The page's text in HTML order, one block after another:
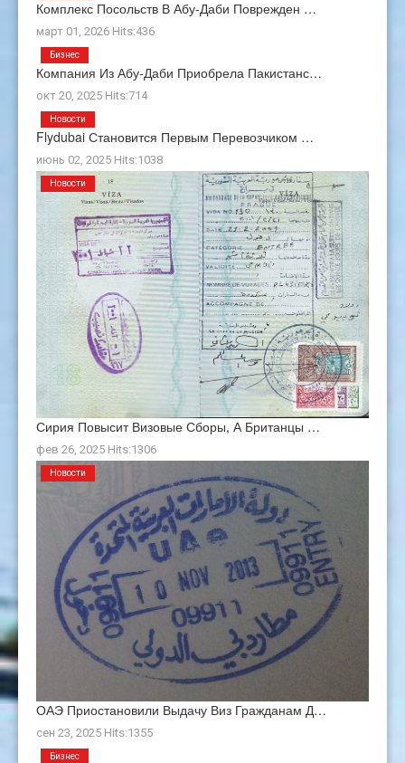
Комплекс Посольств В Абу-Даби Поврежден …
март 01, 2026 Hits:436
Компания Из Абу-Даби Приобрела Пакистанс…
окт 20, 2025 Hits:714
Бизнес
Flydubai Становится Первым Перевозчиком …
июнь 02, 2025 Hits:1038
Новости
Сирия Повысит Визовые Сборы, А Британцы …
фев 26, 2025 Hits:1306
Новости
ОАЭ Приостановили Выдачу Виз Гражданам Д…
сен 23, 2025 Hits:1355
Новости
Бизнес